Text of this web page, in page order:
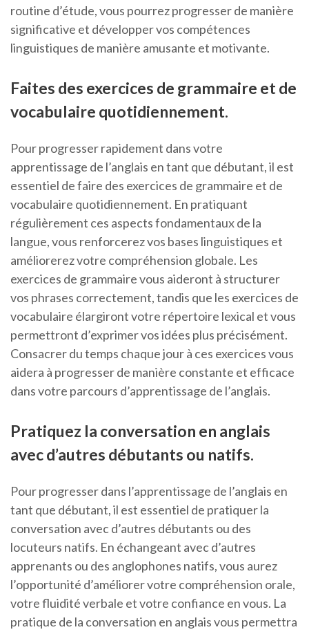
routine d’étude, vous pourrez progresser de manière
significative et développer vos compétences
linguistiques de manière amusante et motivante.
Faites des exercices de grammaire et de
vocabulaire quotidiennement.
Pour progresser rapidement dans votre
apprentissage de l’anglais en tant que débutant, il est
essentiel de faire des exercices de grammaire et de
vocabulaire quotidiennement. En pratiquant
régulièrement ces aspects fondamentaux de la
langue, vous renforcerez vos bases linguistiques et
améliorerez votre compréhension globale. Les
exercices de grammaire vous aideront à structurer
vos phrases correctement, tandis que les exercices de
vocabulaire élargiront votre répertoire lexical et vous
permettront d’exprimer vos idées plus précisément.
Consacrer du temps chaque jour à ces exercices vous
aidera à progresser de manière constante et efficace
dans votre parcours d’apprentissage de l’anglais.
Pratiquez la conversation en anglais
avec d’autres débutants ou natifs.
Pour progresser dans l’apprentissage de l’anglais en
tant que débutant, il est essentiel de pratiquer la
conversation avec d’autres débutants ou des
locuteurs natifs. En échangeant avec d’autres
apprenants ou des anglophones natifs, vous aurez
l’opportunité d’améliorer votre compréhension orale,
votre fluidité verbale et votre confiance en vous. La
pratique de la conversation en anglais vous permettra